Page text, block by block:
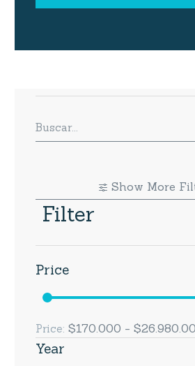
Show More
Filter
Price
Price: $170.000 -
Year